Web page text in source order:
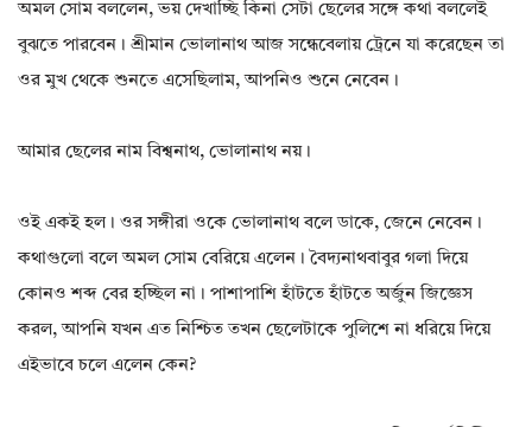
অমল সোম বললেন, ভয় দেখাচ্ছি কিনা সেটা ছেলের সঙ্গে কথা বললেই
বুঝতে পারবেন। শ্রীমান ভোলানাথ আজ সন্ধেবেলায় ট্রেনে যা করেছেন তা
ওর মুখ থেকে শুনতে এসেছিলাম, আপনিও শুনে নেবেন।
আমার ছেলের নাম বিশ্বনাথ, ভোলানাথ নয়।
ওই একই হল। ওর সঙ্গীরা ওকে ভোলানাথ বলে ডাকে, জেনে নেবেন।
কথাগুলো বলে অমল সোম বেরিয়ে এলেন। বৈদ্যনাথবাবুর গলা দিয়ে
কোনও শব্দ বের হচ্ছিল না। পাশাপাশি হাঁটতে হাঁটতে অর্জুন জিজ্ঞেস
করল, আপনি যখন এত নিশ্চিত তখন ছেলেটাকে পুলিশে না ধরিয়ে দিয়ে
এইভাবে চলে এলেন কেন?